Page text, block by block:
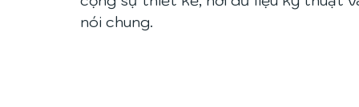
nói chung.